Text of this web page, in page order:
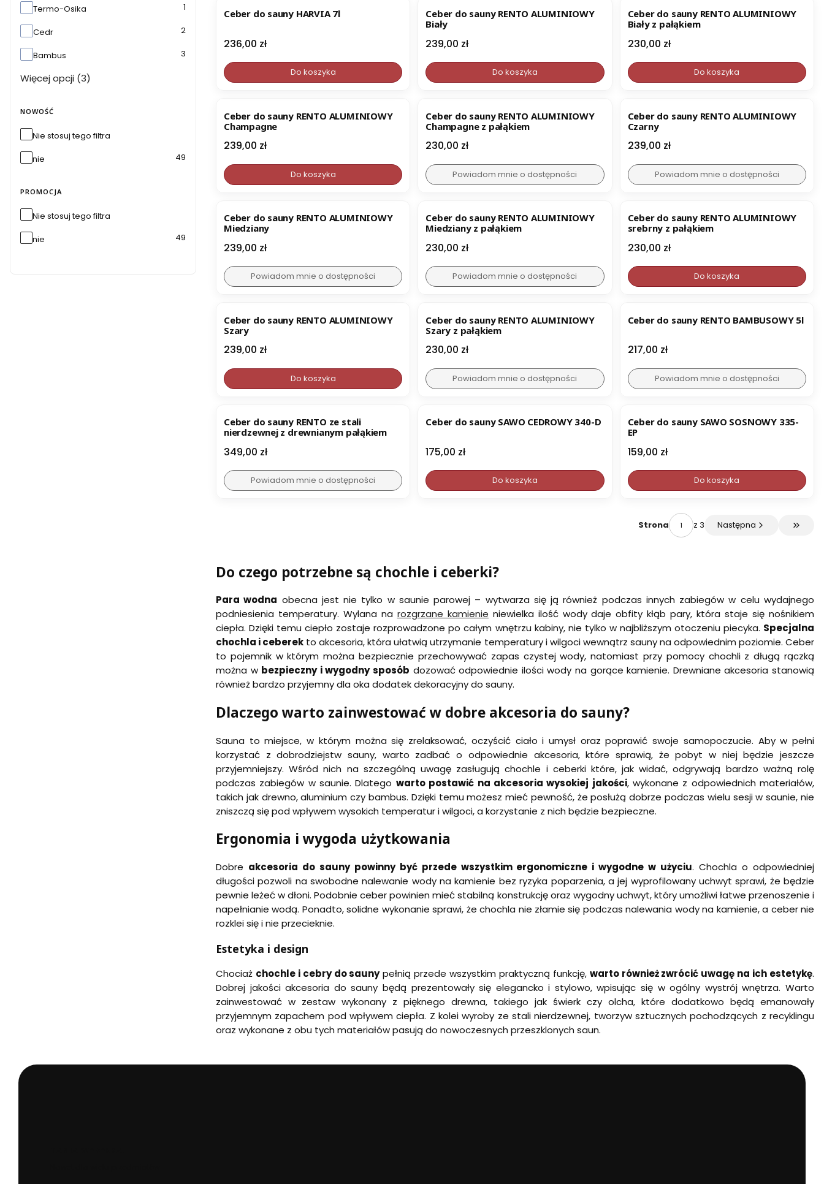
Termo-Osika 1
Cedr 2
Bambus 3
Więcej opcji (3)
NOWOŚĆ
Nie stosuj tego filtra
nie
49
PROMOCJA
Nie stosuj tego filtra
nie
49
Ceber do sauny HARVIA 7l
Cena
236,00 zł
Do koszyka
Ceber do sauny RENTO ALUMINIOWY
Biały
Cena
239,00 zł
Do koszyka
Ceber do sauny RENTO ALUMINIOWY
Biały z pałąkiem
Cena
230,00 zł
Do koszyka
Ceber do sauny RENTO ALUMINIOWY
Champagne
Cena
239,00 zł
Do koszyka
Ceber do sauny RENTO ALUMINIOWY
Champagne z pałąkiem
Cena
230,00 zł
Powiadom mnie o dostępności
Ceber do sauny RENTO ALUMINIOWY
Czarny
Cena
239,00 zł
Powiadom mnie o dostępności
Ceber do sauny RENTO ALUMINIOWY
Miedziany
Cena
239,00 zł
Powiadom mnie o dostępności
Ceber do sauny RENTO ALUMINIOWY
Miedziany z pałąkiem
Cena
230,00 zł
Powiadom mnie o dostępności
Ceber do sauny RENTO ALUMINIOWY
srebrny z pałąkiem
Cena
230,00 zł
Do koszyka
Ceber do sauny RENTO ALUMINIOWY
Szary
Cena
239,00 zł
Do koszyka
Ceber do sauny RENTO ALUMINIOWY
Szary z pałąkiem
Cena
230,00 zł
Powiadom mnie o dostępności
Ceber do sauny RENTO BAMBUSOWY 5l
Cena
217,00 zł
Powiadom mnie o dostępności
Ceber do sauny RENTO ze stali
nierdzewnej z drewnianym pałąkiem
Cena
349,00 zł
Powiadom mnie o dostępności
Ceber do sauny SAWO CEDROWY 340-D
Cena
175,00 zł
Do koszyka
Ceber do sauny SAWO SOSNOWY 335-
EP
Cena
159,00 zł
Do koszyka
Strona z 3 Następna
Do czego potrzebne są chochle i ceberki?
Para wodna obecna jest nie tylko w saunie parowej – wytwarza się ją również podczas innych zabiegów w celu wydajnego
podniesienia temperatury. Wylana na rozgrzane kamienie niewielka ilość wody daje obfity kłąb pary, która staje się nośnikiem
ciepła. Dzięki temu ciepło zostaje rozprowadzone po całym wnętrzu kabiny, nie tylko w najbliższym otoczeniu piecyka. Specjalna
chochla i ceberek to akcesoria, która ułatwią utrzymanie temperatury i wilgoci wewnątrz sauny na odpowiednim poziomie. Ceber
to pojemnik w którym można bezpiecznie przechowywać zapas czystej wody, natomiast przy pomocy chochli z długą rączką
można w bezpieczny i wygodny sposób dozować odpowiednie ilości wody na gorące kamienie. Drewniane akcesoria stanowią
również bardzo przyjemny dla oka dodatek dekoracyjny do sauny.
Dlaczego warto zainwestować w dobre akcesoria do sauny?
Sauna to miejsce, w którym można się zrelaksować, oczyścić ciało i umysł oraz poprawić swoje samopoczucie. Aby w pełni
korzystać z dobrodziejstw sauny, warto zadbać o odpowiednie akcesoria, które sprawią, że pobyt w niej będzie jeszcze
przyjemniejszy. Wśród nich na szczególną uwagę zasługują chochle i ceberki które, jak widać, odgrywają bardzo ważną rolę
podczas zabiegów w saunie. Dlatego warto postawić na akcesoria wysokiej jakości, wykonane z odpowiednich materiałów,
takich jak drewno, aluminium czy bambus. Dzięki temu możesz mieć pewność, że posłużą dobrze podczas wielu sesji w saunie, nie
zniszczą się pod wpływem wysokich temperatur i wilgoci, a korzystanie z nich będzie bezpieczne.
Ergonomia i wygoda użytkowania
Dobre akcesoria do sauny powinny być przede wszystkim ergonomiczne i wygodne w użyciu. Chochla o odpowiedniej
długości pozwoli na swobodne nalewanie wody na kamienie bez ryzyka poparzenia, a jej wyprofilowany uchwyt sprawi, że będzie
pewnie leżeć w dłoni. Podobnie ceber powinien mieć stabilną konstrukcję oraz wygodny uchwyt, który umożliwi łatwe przenoszenie i
napełnianie wodą. Ponadto, solidne wykonanie sprawi, że chochla nie złamie się podczas nalewania wody na kamienie, a ceber nie
rozklei się i nie przecieknie.
Estetyka i design
Chociaż chochle i cebry do saunypełnią przede wszystkim praktyczną funkcję, warto również zwrócić uwagę na ich estetykę.
Dobrej jakości akcesoria do sauny będą prezentowały się elegancko i stylowo, wpisując się w ogólny wystrój wnętrza. Warto
zainwestować w zestaw wykonany z pięknego drewna, takiego jak świerk czy olcha, które dodatkowo będą emanowały
przyjemnym zapachem pod wpływem ciepła. Z kolei wyroby ze stali nierdzewnej, tworzyw sztucznych pochodzących z recyklingu
oraz wykonane z obu tych materiałów pasują do nowoczesnych przeszklonych saun.